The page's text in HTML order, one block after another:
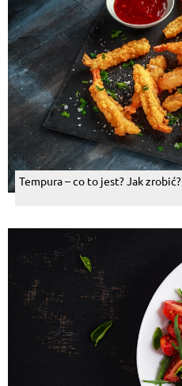
Tempura – co to jest? Jak zrobić?